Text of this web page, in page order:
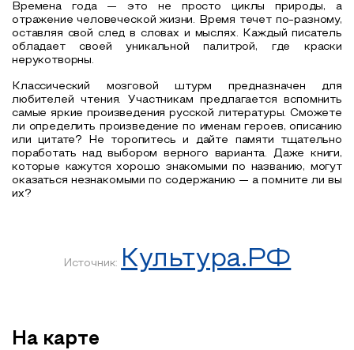
Времена года — это не просто циклы природы, а
отражение человеческой жизни. Время течет по-разному,
оставляя свой след в словах и мыслях. Каждый писатель
обладает своей уникальной палитрой, где краски
нерукотворны.
Классический мозговой штурм предназначен для
любителей чтения. Участникам предлагается вспомнить
самые яркие произведения русской литературы. Сможете
ли определить произведение по именам героев, описанию
или цитате? Не торопитесь и дайте памяти тщательно
поработать над выбором верного варианта. Даже книги,
которые кажутся хорошо знакомыми по названию, могут
оказаться незнакомыми по содержанию — а помните ли вы
их?
Источник: Культура.РФ
На карте